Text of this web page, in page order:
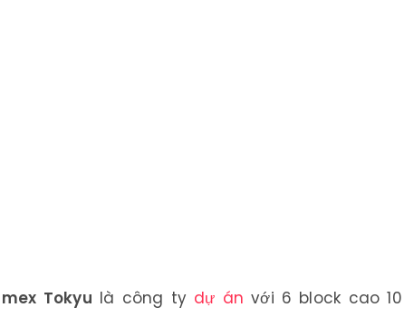
Tokyu là công ty dự án với 6 block cao 10